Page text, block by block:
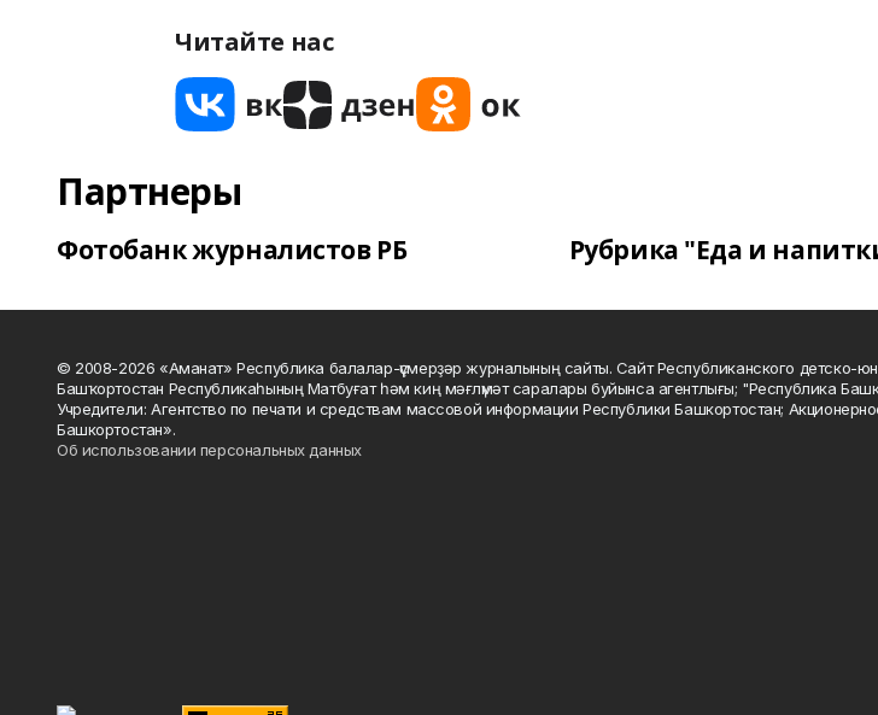
Читайте нас
Партнеры
Фотобанк журналистов РБ Рубрика "Еда и
© 2008-2026 «Аманат» Республика балалар-үҫмерҙәр журналының сайты. Сайт Республиканского
Башҡортостан Республикаһының Матбуғат һәм киң мәғлүмәт саралары буйынса агентлығы; "Республика
Учредители: Агентство по печати и средствам массовой информации Республики Башкортостан;
Башкортостан».
Об использовании персональных данных